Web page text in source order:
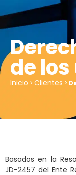
de
Inicio > Clientes >
Basados en la
JD-2457 del Ente